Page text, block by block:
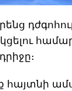
հայտնի